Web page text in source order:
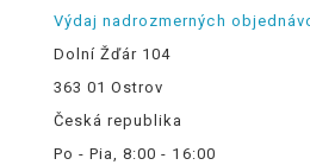
Výdaj nadrozmerných
Dolní Žďár 104
363 01 Ostrov
Česká republika
Po - Pia, 8:00 - 16:00